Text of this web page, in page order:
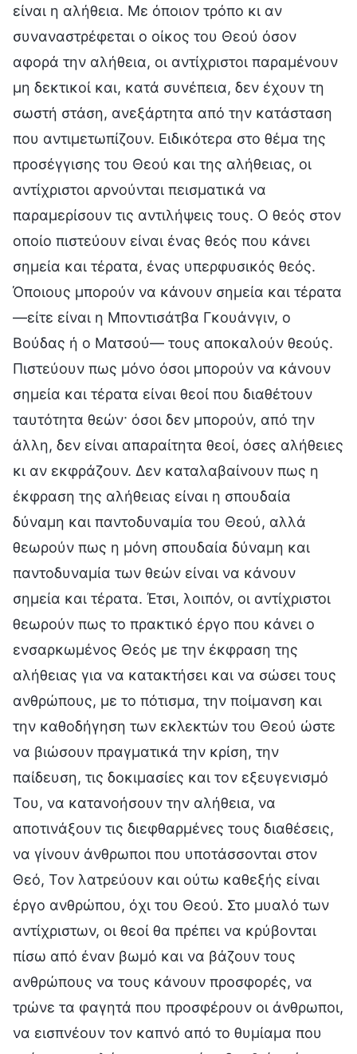
είναι η αλήθεια. Με όποιον τρόπο κι αν
συναναστρέφεται ο οίκος του Θεού όσον
αφορά την αλήθεια, οι αντίχριστοι παραμένουν
μη δεκτικοί και, κατά συνέπεια, δεν έχουν τη
σωστή στάση, ανεξάρτητα από την κατάσταση
που αντιμετωπίζουν. Ειδικότερα στο θέμα της
προσέγγισης του Θεού και της αλήθειας, οι
αντίχριστοι αρνούνται πεισματικά να
παραμερίσουν τις αντιλήψεις τους. Ο θεός στον
οποίο πιστεύουν είναι ένας θεός που κάνει
σημεία και τέρατα, ένας υπερφυσικός θεός.
Όποιους μπορούν να κάνουν σημεία και τέρατα
—είτε είναι η Μποντισάτβα Γκουάνγιν, ο
Βούδας ή ο Ματσού— τους αποκαλούν θεούς.
Πιστεύουν πως μόνο όσοι μπορούν να κάνουν
σημεία και τέρατα είναι θεοί που διαθέτουν
ταυτότητα θεών· όσοι δεν μπορούν, από την
άλλη, δεν είναι απαραίτητα θεοί, όσες αλήθειες
κι αν εκφράζουν. Δεν καταλαβαίνουν πως η
έκφραση της αλήθειας είναι η σπουδαία
δύναμη και παντοδυναμία του Θεού, αλλά
θεωρούν πως η μόνη σπουδαία δύναμη και
παντοδυναμία των θεών είναι να κάνουν
σημεία και τέρατα. Έτσι, λοιπόν, οι αντίχριστοι
θεωρούν πως το πρακτικό έργο που κάνει ο
ενσαρκωμένος Θεός με την έκφραση της
αλήθειας για να κατακτήσει και να σώσει τους
ανθρώπους, με το πότισμα, την ποίμανση και
την καθοδήγηση των εκλεκτών του Θεού ώστε
να βιώσουν πραγματικά την κρίση, την
παίδευση, τις δοκιμασίες και τον εξευγενισμό
Του, να κατανοήσουν την αλήθεια, να
αποτινάξουν τις διεφθαρμένες τους διαθέσεις,
να γίνουν άνθρωποι που υποτάσσονται στον
Θεό, Τον λατρεύουν και ούτω καθεξής είναι
έργο ανθρώπου, όχι του Θεού. Στο μυαλό των
αντίχριστων, οι θεοί θα πρέπει να κρύβονται
πίσω από έναν βωμό και να βάζουν τους
ανθρώπους να τους κάνουν προσφορές, να
τρώνε τα φαγητά που προσφέρουν οι άνθρωποι,
να εισπνέουν τον καπνό από το θυμίαμα που